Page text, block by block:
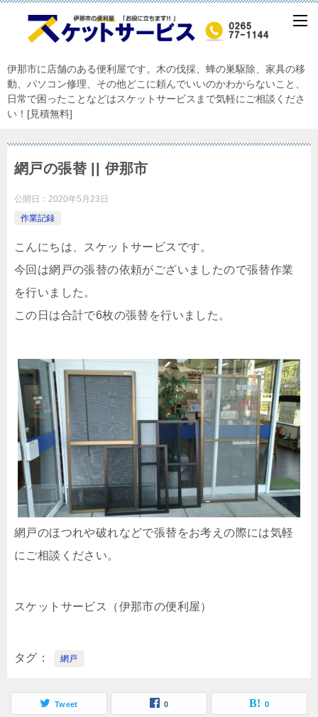
伊那市に店舗のある便利屋です。木の伐採、蜂の巣駆除、家具の移
動、パソコン修理、その他どこに頼んでいいのかわからないこと、
日常で困ったことなどはスケットサービスまで気軽にご相談くださ
い！[見積無料]
網戸の張替 || 伊那市
公開日： 2020年5月23日
作業記録
こんにちは、スケットサービスです。
今回は網戸の張替の依頼がございましたので張替作業
を行いました。
この日は合計で6枚の張替を行いました。
網戸のほつれや破れなどで張替をお考えの際には気軽
にご相談ください。
スケットサービス（伊那市の便利屋）
タグ 網戸
Tweet 0 0